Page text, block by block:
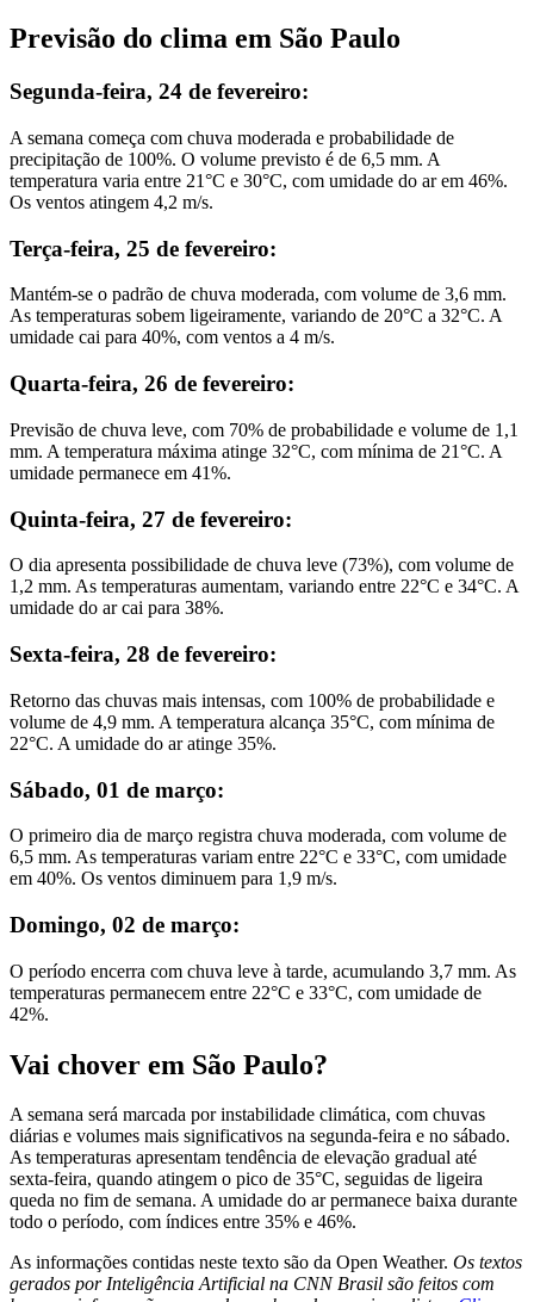
Previsão do clima em São Paulo
Segunda-feira, 24 de fevereiro:
A semana começa com chuva moderada e probabilidade de
precipitação de 100%. O volume previsto é de 6,5 mm. A
temperatura varia entre 21°C e 30°C, com umidade do ar em 46%.
Os ventos atingem 4,2 m/s.
Terça-feira, 25 de fevereiro:
Mantém-se o padrão de chuva moderada, com volume de 3,6 mm.
As temperaturas sobem ligeiramente, variando de 20°C a 32°C. A
umidade cai para 40%, com ventos a 4 m/s.
Quarta-feira, 26 de fevereiro:
Previsão de chuva leve, com 70% de probabilidade e volume de 1,1
mm. A temperatura máxima atinge 32°C, com mínima de 21°C. A
umidade permanece em 41%.
Quinta-feira, 27 de fevereiro:
O dia apresenta possibilidade de chuva leve (73%), com volume de
1,2 mm. As temperaturas aumentam, variando entre 22°C e 34°C. A
umidade do ar cai para 38%.
Sexta-feira, 28 de fevereiro:
Retorno das chuvas mais intensas, com 100% de probabilidade e
volume de 4,9 mm. A temperatura alcança 35°C, com mínima de
22°C. A umidade do ar atinge 35%.
Sábado, 01 de março:
O primeiro dia de março registra chuva moderada, com volume de
6,5 mm. As temperaturas variam entre 22°C e 33°C, com umidade
em 40%. Os ventos diminuem para 1,9 m/s.
Domingo, 02 de março:
O período encerra com chuva leve à tarde, acumulando 3,7 mm. As
temperaturas permanecem entre 22°C e 33°C, com umidade de
42%.
Vai chover em São Paulo?
A semana será marcada por instabilidade climática, com chuvas
diárias e volumes mais significativos na segunda-feira e no sábado.
As temperaturas apresentam tendência de elevação gradual até
sexta-feira, quando atingem o pico de 35°C, seguidas de ligeira
queda no fim de semana. A umidade do ar permanece baixa durante
todo o período, com índices entre 35% e 46%.
As informações contidas neste texto são da Open Weather. Os textos
gerados por Inteligência Artificial na CNN Brasil são feitos com